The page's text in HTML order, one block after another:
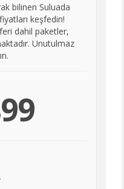
bilinen Suluada
keşfedin!
dahil paketler,
Unutulmaz